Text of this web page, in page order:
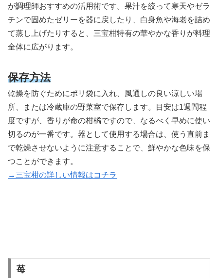
が調理師おすすめの活用術です。果汁を絞って寒天やゼラ
チンで固めたゼリーを器に戻したり、白身魚や海老を詰め
て蒸し上げたりすると、三宝柑特有の華やかな香りが料理
全体に広がります。
保存方法
乾燥を防ぐためにポリ袋に入れ、風通しの良い涼しい場
所、または冷蔵庫の野菜室で保存します。目安は1週間程
度ですが、香りが命の柑橘ですので、なるべく早めに使い
切るのが一番です。器として使用する場合は、使う直前ま
で乾燥させないように注意することで、鮮やかな色味を保
つことができます。
→三宝柑の詳しい情報はコチラ
苺